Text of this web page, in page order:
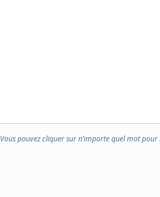
Vous pouvez cliquer sur n’importe quel mot